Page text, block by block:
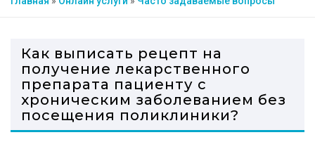
Как выписать рецепт на
получение лекарственного
препарата пациенту с
хроническим заболеванием без
посещения поликлиники?